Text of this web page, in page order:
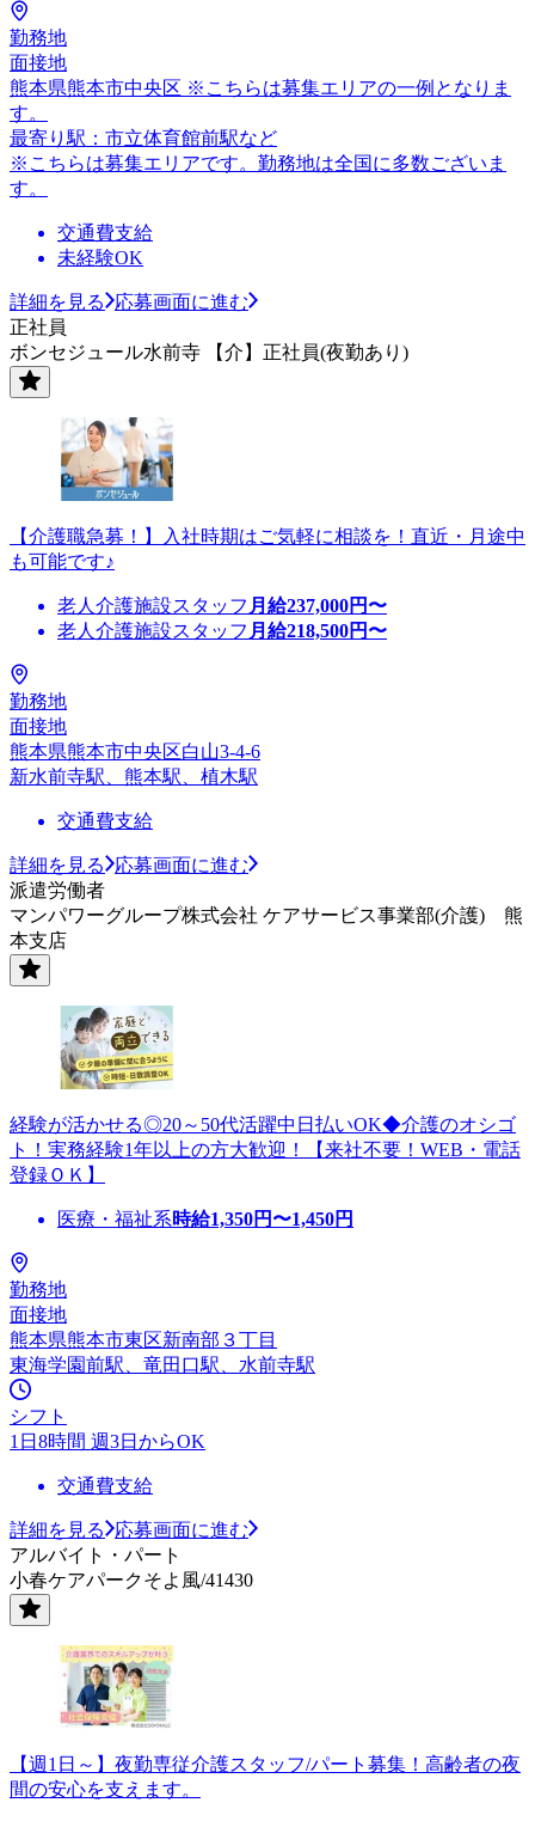
勤務地
面接地
熊本県熊本市中央区 ※こちらは募集エリアの一例となりま
す。
最寄り駅：市立体育館前駅など
※こちらは募集エリアです。勤務地は全国に多数ございま
す。
交通費支給
未経験OK
詳細を見る
応募画面に進む
正社員
ボンセジュール水前寺 【介】正社員(夜勤あり)
【介護職急募！】入社時期はご気軽に相談を！直近・月途中
も可能です♪
老人介護施設スタッフ 月給237,000円〜
老人介護施設スタッフ 月給218,500円〜
勤務地
面接地
熊本県熊本市中央区白山3-4-6
新水前寺駅、熊本駅、植木駅
交通費支給
詳細を見る
応募画面に進む
派遣労働者
マンパワーグループ株式会社 ケアサービス事業部(介護) 熊
本支店
経験が活かせる◎20～50代活躍中日払いOK◆介護のオシゴ
ト！実務経験1年以上の方大歓迎！【来社不要！WEB・電話
登録ＯＫ】
医療・福祉系時給1,350円〜1,450円
勤務地
面接地
熊本県熊本市東区新南部３丁目
東海学園前駅、竜田口駅、水前寺駅
シフト
1日8時間 週3日からOK
交通費支給
詳細を見る
応募画面に進む
アルバイト・パート
小春ケアパークそよ風/41430
【週1日～】夜勤専従介護スタッフ/パート募集！高齢者の夜
間の安心を支えます。